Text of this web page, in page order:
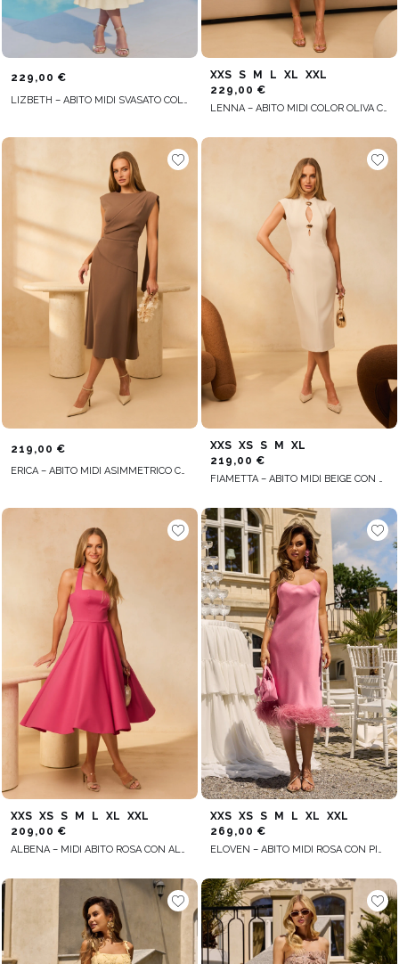
229,00 €
LIZBETH – ABITO MIDI SVASATO COLOR CREMA
XXS S M L XL
XXL
229,00 €
LENNA – ABITO MIDI COLOR OLIVA CON SPILLA DECORATIVA
219,00 €
ERICA – ABITO MIDI ASIMMETRICO CON CINTURA IN VITA
XXS XS S M
XL
219,00 €
FIAMETTA – ABITO MIDI BEIGE CON SPILLE DECORATIVE
XXS XS S M L XL
XXL
209,00 €
ALBENA – MIDI ABITO ROSA CON ALLACCIATURA AL COLLO
XXS XS S M L XL
XXL
269,00 €
ELOVEN – ABITO MIDI ROSA CON PIUME